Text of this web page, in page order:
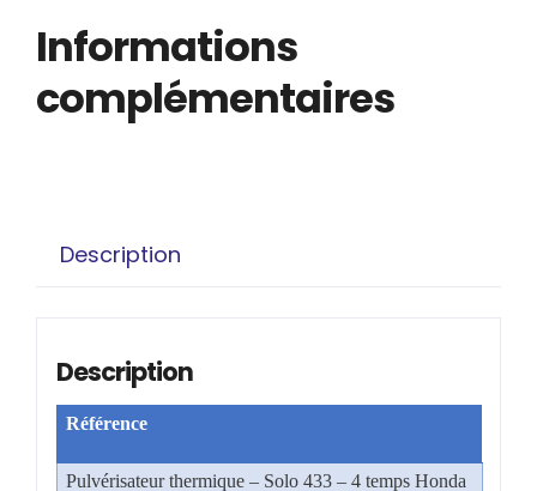
Informations
complémentaires
Description
Description
Référence
Pulvérisateur thermique – Solo 433 – 4 temps Honda